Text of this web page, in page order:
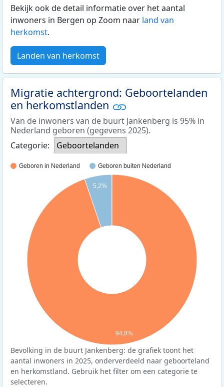
Bekijk ook de detail informatie over het aantal
inwoners in Bergen op Zoom naar land van
herkomst.
Landen van herkomst
Migratie achtergrond: Geboortelanden
en herkomstlanden
Van de inwoners van de buurt Jankenberg is 95% in
Nederland geboren (gegevens 2025).
Categorie:
Geboortelanden
Geboren in Nederland Geboren buiten Nederland
5,2%
94,8%
Bevolking in de buurt Jankenberg: de grafiek toont het
aantal inwoners in 2025, onderverdeeld naar geboorteland
en herkomstland. Gebruik het filter om een categorie te
selecteren.